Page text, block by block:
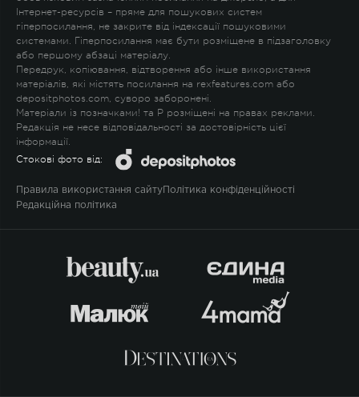
Інтернет-ресурсів – пряме для пошукових систем
гіперпосилання, не закрите від індексації пошуковими
системами. Гіперпосилання має бути розміщене в підзаголовку
або першому абзаці матеріалу.
Передрук, копіювання, відтворення або інше використання
матеріалів, які містять посилання на rexfeatures.com або
depositphotos.com, суворо заборонені.
Матеріали із позначками! та P розміщені на правах реклами.
Редакція не несе відповідальності за достовірність цієї
інформації.
Стокові фото від:
Правила використання сайту Політика конфіденційності
Редакційна політика